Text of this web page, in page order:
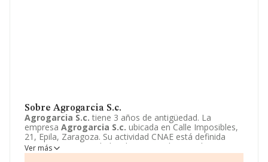
Sobre Agrogarcia S.c.
Agrogarcia S.c. tiene 3 años de antigüedad. La
empresa Agrogarcia S.c. ubicada en Calle Imposibles,
21, Epila, Zaragoza. Su actividad CNAE está definida
como 0161 - Actividades de apoyo a la agricultura. La
forma jurídica deAgrogarcia S.c.es Sociedad civil.
Ver más